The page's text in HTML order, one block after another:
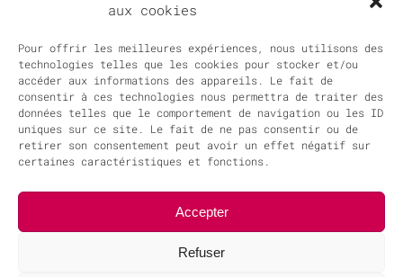
aux cookies
Pour offrir les meilleures expériences, nous utilisons des
technologies telles que les cookies pour stocker et/ou
accéder aux informations des appareils. Le fait de
consentir à ces technologies nous permettra de traiter des
données telles que le comportement de navigation ou les ID
uniques sur ce site. Le fait de ne pas consentir ou de
retirer son consentement peut avoir un effet négatif sur
certaines caractéristiques et fonctions.
Accepter
Refuser
LIENS UTILES
Mairie de Plouescat
Office du Tourisme de Plouescat
MENTIONS LÉGALES
Gestion des cookies
Politique de Confidentialité